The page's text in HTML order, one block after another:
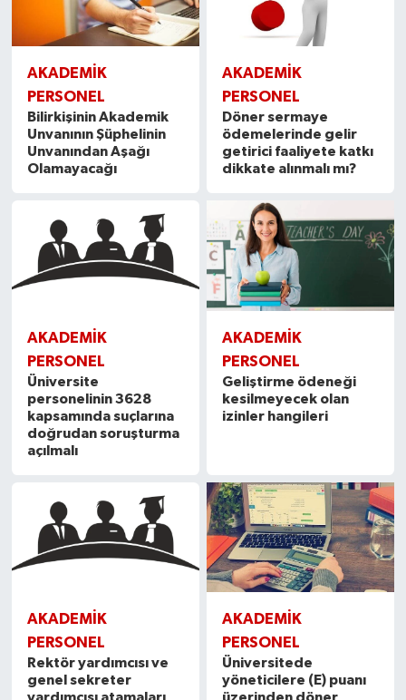
AKADEMİK
PERSONEL
Bilirkişinin Akademik
Unvanının Şüphelinin
Unvanından Aşağı
Olamayacağı
AKADEMİK
PERSONEL
Döner sermaye
ödemelerinde gelir
getirici faaliyete katkı
dikkate alınmalı mı?
AKADEMİK
PERSONEL
Üniversite
personelinin 3628
kapsamında suçlarına
doğrudan soruşturma
açılmalı
AKADEMİK
PERSONEL
Geliştirme ödeneği
kesilmeyecek olan
izinler hangileri
AKADEMİK
PERSONEL
Rektör yardımcısı ve
genel sekreter
AKADEMİK
PERSONEL
Üniversitede
yöneticilere (E) puanı